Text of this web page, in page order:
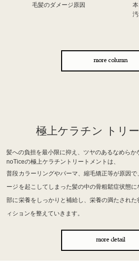
毛髪のダメージ原因
more column
極上ケラチン トリ
髪への負担を最小限に抑え、ツヤのあるなめらか
noTiceの極上ケラチントリートメントは、
普段カラーリングやパーマ、縮毛矯正等が原因
ージを起こしてしまった髪の中の骨粗鬆症状態
部に栄養をしっかりと補給し、栄養の満たされ
ィションを整えていきます。
more detail